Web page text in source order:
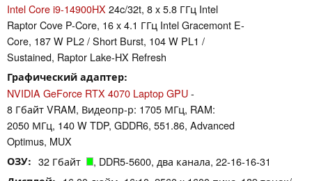
Intel Core i9-14900HX 24c/32t, 8 x 5.8 ГГц Intel
Raptor Cove P-Core, 16 x 4.1 ГГц Intel Gracemont E-
Core, 187 W PL2 / Short Burst, 104 W PL1 /
Sustained, Raptor Lake-HX Refresh
Графический адаптер
NVIDIA GeForce RTX 4070 Laptop GPU-
8 Гбайт VRAM, Видеопр-р: 1705 МГц, RAM:
2050 МГц, 140 W TDP, GDDR6, 551.86, Advanced
Optimus, MUX
ОЗУ 32 Гбайт , DDR5-5600, два канала, 22-16-16-31